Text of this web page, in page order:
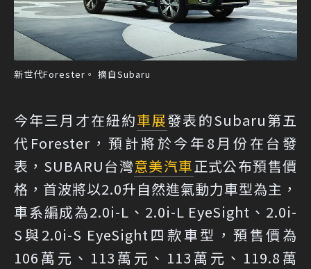
新世代Forester。 摘自Subaru
今年三月才在紐約車展發表的Subaru第五
代Forester，預計將於今年8月份在台發
表，SUBARU台灣意美汽車正式公布預售價
格，首波將以2.0升自然進氣動力車型為主，
車系編成為2.0i-L、2.0i-L EyeSight、2.0i-
S與2.0i-S EyeSight四款車型，預售價為
106萬元、113萬元、113萬元、119.8萬